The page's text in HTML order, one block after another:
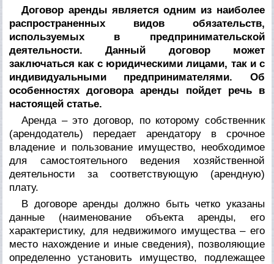
Договор аренды является одним из наиболее
распространенных видов обязательств,
используемых в предпринимательской
деятельности. Данный договор может
заключаться как с юридическими лицами, так и с
индивидуальными предпринимателями. Об
особенностях договора аренды пойдет речь в
настоящей статье.
Аренда – это договор, по которому собственник
(арендодатель) передает арендатору в срочное
владение и пользование имущество, необходимое
для самостоятельного ведения хозяйственной
деятельности за соответствующую (арендную)
плату.
В договоре аренды должно быть четко указаны
данные (наименование объекта аренды, его
характеристику, для недвижимого имущества – его
место нахождение и иные сведения), позволяющие
определенно установить имущество, подлежащее